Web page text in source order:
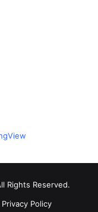
Rights Reserved.
Privacy Policy